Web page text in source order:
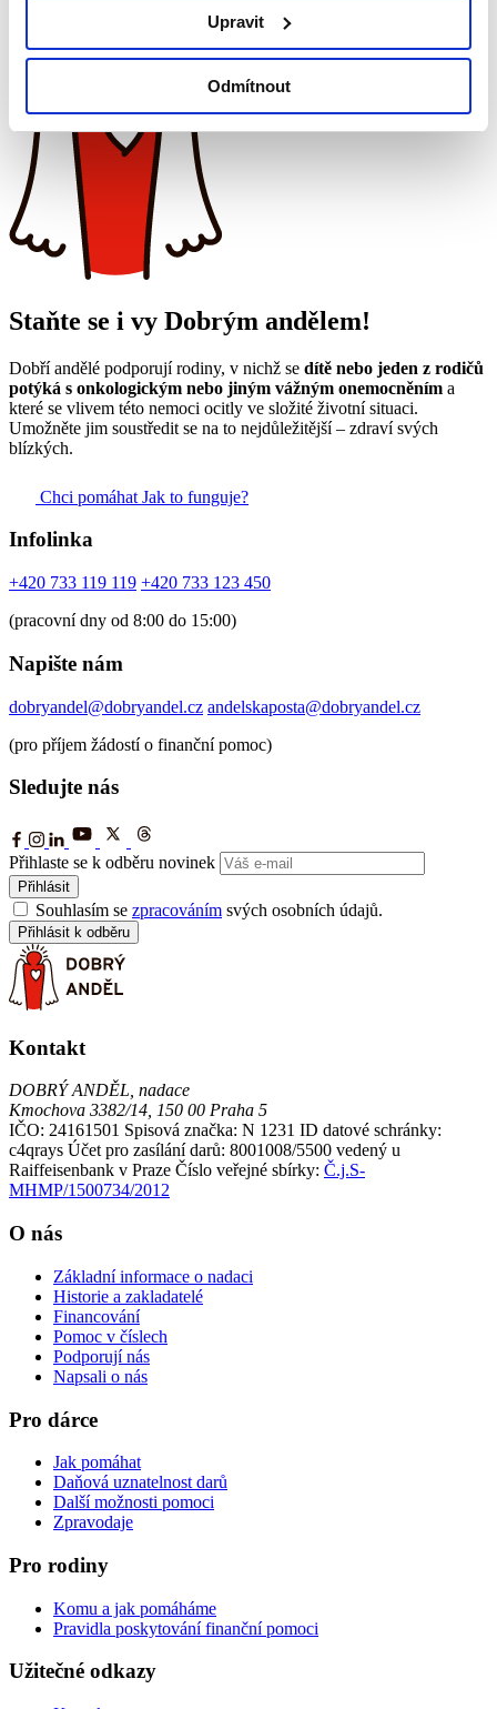
Upravit
Odmítnout
Staňte se i vy Dobrým andělem!
Dobří andělé podporují rodiny, v nichž se dítě nebo jeden z rodičů
potýká s onkologickým nebo jiným vážným onemocněním a
které se vlivem této nemoci ocitly ve složité životní situaci.
Umožněte jim soustředit se na to nejdůležitější – zdraví svých
blízkých.
Chci pomáhat Jak to funguje?
Infolinka
+420 733 119 119 +420 733 123 450
(pracovní dny od 8:00 do 15:00)
Napište nám
dobryandel@dobryandel.cz andelskaposta@dobryandel.cz
(pro příjem žádostí o finanční pomoc)
Sledujte nás
Přihlaste se k odběru novinek
Přihlásit
Souhlasím se zpracováním svých osobních údajů.
Přihlásit k odběru
Kontakt
DOBRÝ ANDĚL, nadace
Kmochova 3382/14, 150 00 Praha 5
IČO: 24161501 Spisová značka: N 1231 ID datové schránky:
c4qrays Účet pro zasílání darů: 8001008/5500 vedený u
Raiffeisenbank v Praze Číslo veřejné sbírky: Č.j.S-
MHMP/1500734/2012
O nás
Základní informace o nadaci
Historie a zakladatelé
Financování
Pomoc v číslech
Podporují nás
Napsali o nás
Pro dárce
Jak pomáhat
Daňová uznatelnost darů
Další možnosti pomoci
Zpravodaje
Pro rodiny
Komu a jak pomáháme
Pravidla poskytování finanční pomoci
Užitečné odkazy